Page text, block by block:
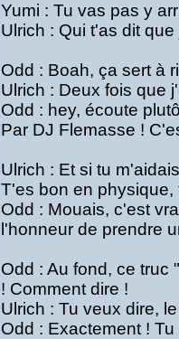
Yumi : Tu vas pas y
Ulrich : Qui t'as dit
Odd : Boah, ça sert à
Ulrich : Deux fois que
Odd : hey, écoute
Par DJ Flemasse !
Ulrich : Et si tu
T'es bon en physique,
Odd : Mouais, c'est
l'honneur de prendre
Odd : Au fond, ce truc
! Comment dire !
Ulrich : Tu veux dire,
Odd : Exactement !